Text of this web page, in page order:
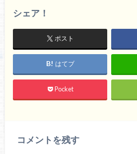
シェア！
ポスト
はてブ
Pocket
コメントを残す